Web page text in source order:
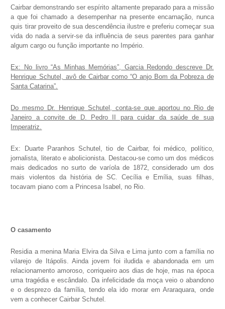
Cairbar demonstrando ser espírito altamente preparado para a missão
a que foi chamado a desempenhar na presente encarnação, nunca
quis tirar proveito de sua descendência ilustre e preferiu começar sua
vida do nada a servir-se da influência de seus parentes para ganhar
algum cargo ou função importante no Império.
Ex: No livro “As Minhas Memórias”, Garcia Redondo descreve Dr.
Henrique Schutel, avô de Cairbar como “O anjo Bom da Pobreza de
Santa Catarina”.
Do mesmo Dr. Henrique Schutel, conta-se que aportou no Rio de
Janeiro a convite de D. Pedro II para cuidar da saúde de sua
Imperatriz.
Ex: Duarte Paranhos Schutel, tio de Cairbar, foi médico, político,
jornalista, literato e abolicionista. Destacou-se como um dos médicos
mais dedicados no surto de varíola de 1872, considerado um dos
mais violentos da história de SC. Cecília e Emília, suas filhas,
tocavam piano com a Princesa Isabel, no Rio.
O casamento
Residia a menina Maria Elvira da Silva e Lima junto com a família no
vilarejo de Itápolis. Ainda jovem foi iludida e abandonada em um
relacionamento amoroso, corriqueiro aos dias de hoje, mas na época
uma tragédia e escândalo. Da infelicidade da moça veio o abandono
e o desprezo da família, tendo ela ido morar em Araraquara, onde
vem a conhecer Cairbar Schutel.